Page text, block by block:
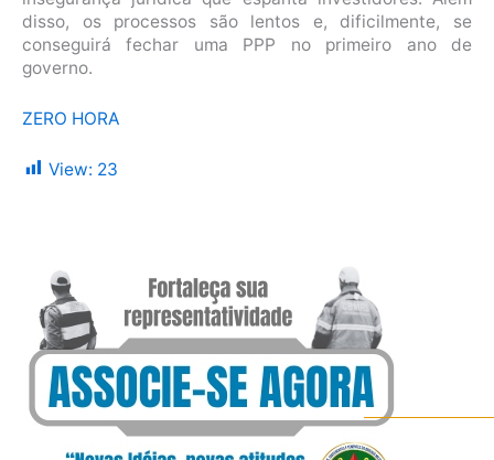
disso, os processos são lentos e, dificilmente, se
conseguirá fechar uma PPP no primeiro ano de
governo.
ZERO HORA
View: 23